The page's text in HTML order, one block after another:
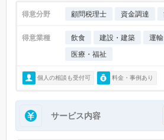
得意分野 顧問税理士 資金調達
得意業種 飲食 建設・建築 運
医療・福祉
個人の相談も受付可 料金・事例あり
サービス内容